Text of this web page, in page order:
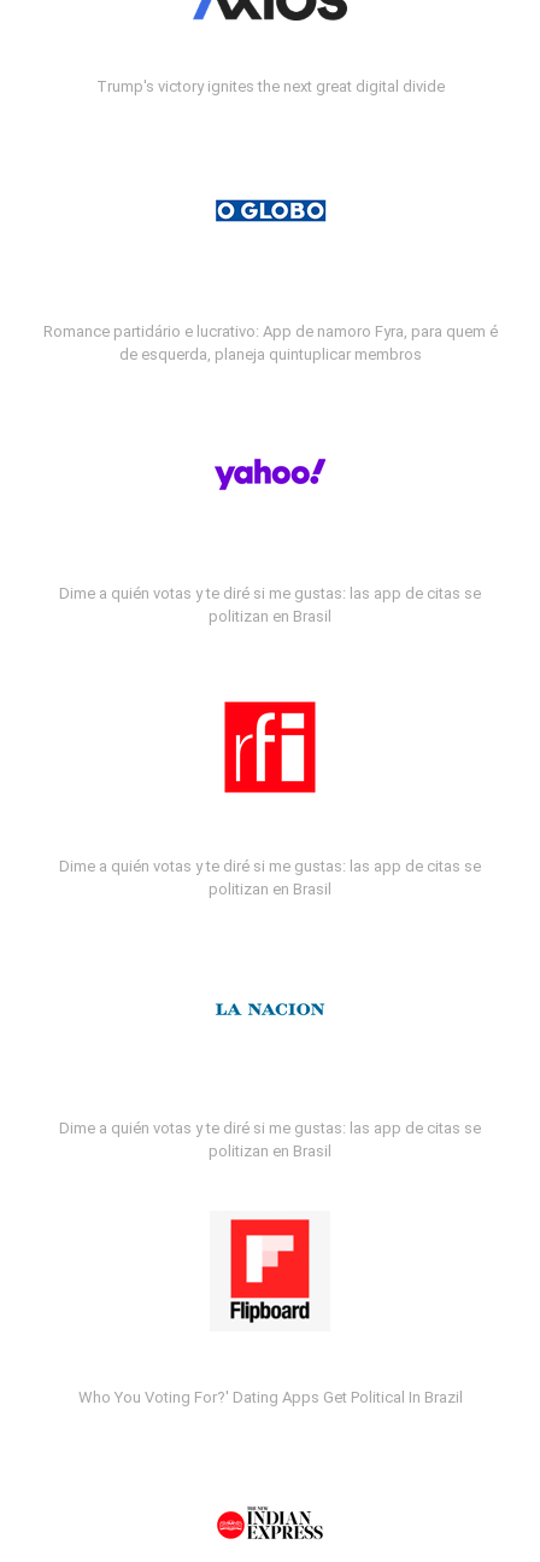
Trump's victory ignites the next great digital divide
Romance partidário e lucrativo: App de namoro Fyra, para quem é
de esquerda, planeja quintuplicar membros
Dime a quién votas y te diré si me gustas: las app de citas se
politizan en Brasil
Dime a quién votas y te diré si me gustas: las app de citas se
politizan en Brasil
Dime a quién votas y te diré si me gustas: las app de citas se
politizan en Brasil
Who You Voting For?' Dating Apps Get Political In Brazil